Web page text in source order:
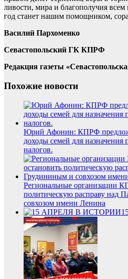
ливости, мира и благополучия
год станет нашим помощником,
Василий Пархоменко
Севастопольский ГК КПРФ
Редакция газеты
Похожие новости
Юрий Афонин: КПРФ
доходы семей для
налогов.
Региональные организации
политическую расправу над
совхозом имени Ленина